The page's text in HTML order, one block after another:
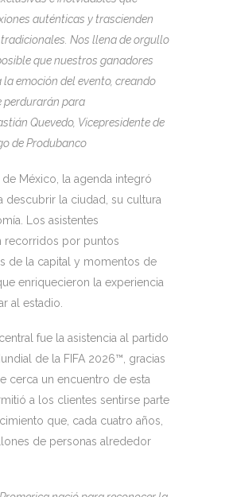
auténticas y trascienden
Nos llena de orgullo
que nuestros ganadores
la emoción del evento, creando
perdurarán para
Quevedo, Vicepresidente de
de Produbanco
de México, la agenda integró
descubrir la ciudad, su cultura
Los asistentes
recorridos por puntos
de la capital y momentos de
enriquecieron la experiencia
al estadio.
fue la asistencia al partido
de la FIFA 2026™, gracias
cerca un encuentro de esta
a los clientes sentirse parte
que, cada cuatro años,
de personas alrededor